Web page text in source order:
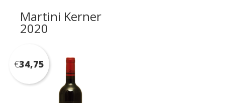
Martini Kerner
2020
€34,75